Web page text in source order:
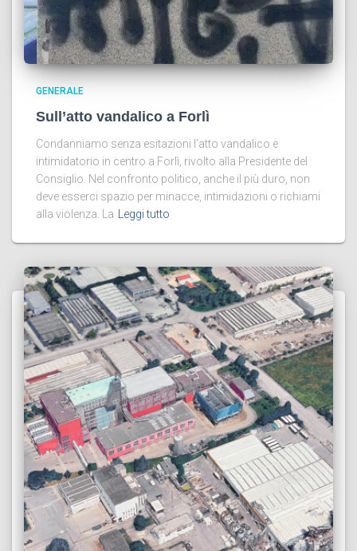
GENERALE
Sull’atto vandalico a Forlì
Condanniamo senza esitazioni l’atto vandalico e
intimidatorio in centro a Forlì, rivolto alla Presidente del
Consiglio. Nel confronto politico, anche il più duro, non
deve esserci spazio per minacce, intimidazioni o richiami
alla violenza. La
Leggi tutto